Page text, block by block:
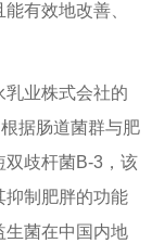
有效地改善、
业株式会社的
据肠道菌群与肥
歧杆菌B-3，该
抑制肥胖的功能
生菌在中国内地